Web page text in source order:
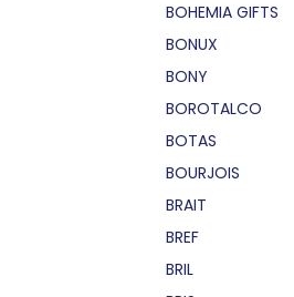
BOHEMIA GIFTS
BONUX
BONY
BOROTALCO
BOTAS
BOURJOIS
BRAIT
BREF
BRIL